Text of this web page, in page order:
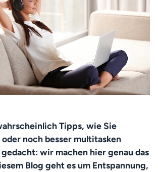
Tipps, wie Sie
noch besser multitasken
gedacht: wir machen hier genau das
Blog geht es um Entspannung,